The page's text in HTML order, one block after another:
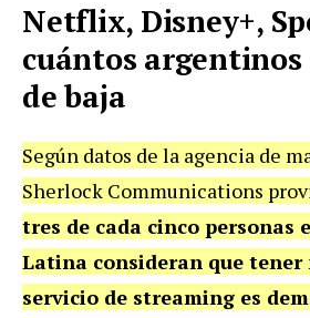
Netflix, Disney+,
cuántos argentinos
de baja
Según datos de la agencia de
Sherlock Communications
tres de cada cinco personas
Latina consideran que tener
servicio de streaming es